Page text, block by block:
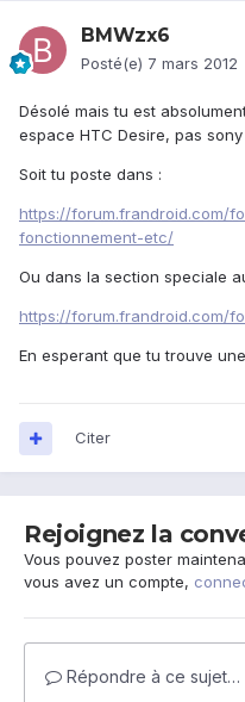
BMWzx6
Posté(e) 7 mars 2012
Désolé mais tu est
espace HTC Desire, pas
Soit tu poste dans :
https://forum.frandroid.com/
fonctionnement-etc/
Ou dans la section speciale
https://forum.frandroid.com/
En esperant que tu trouve
Citer
Rejoignez la
Vous pouvez poster
vous avez un compte,
Répondre à ce sujet…